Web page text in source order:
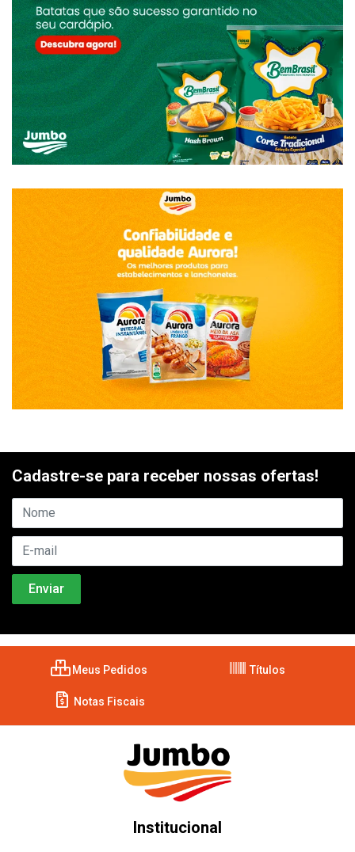
Cadastre-se para receber nossas ofertas!
Meus Pedidos Títulos
Notas Fiscais
Institucional